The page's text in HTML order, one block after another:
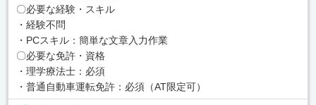
〇必要な経験・スキル
・経験不問
・PCスキル：簡単な文章入力作業
〇必要な免許・資格
・理学療法士：必須
・普通自動車運転免許：必須（AT限定可）